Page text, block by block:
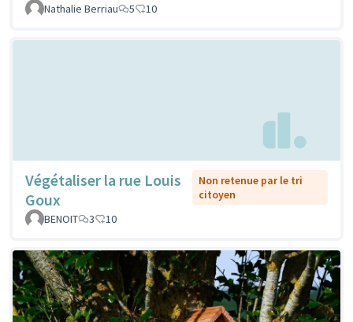
Nathalie Berriau
5 10
Végétaliser la rue Louis
Goux
Non retenue par le tri
citoyen
BENOIT
3 10